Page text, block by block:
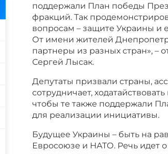
поддержали План победы
фракций. Так
вопросам – защите Украины и
От имени жителей
партнеры из разных стран», –
Сергей Лысак.
Депутаты призвали страны,
сотрудничает,
чтобы те также поддержали
для реализации инициативы.
Будущее Украины – быть на
Евросоюзе и НАТО. Речь идет